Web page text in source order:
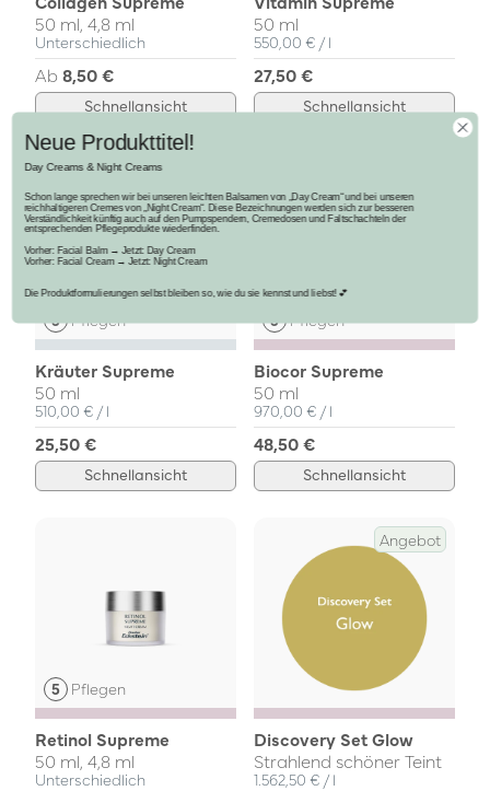
50 ml, 4,8 ml
Unterschiedlich
Ab 8,50 €
Schnellansicht
50 ml
Einzelpreis
550,00 € / pro
l
27,50 €
Schnellansicht
Pflegen
Kräuter Supreme
50 ml
Einzelpreis
510,00 € / pro
l
25,50 €
Schnellansicht
Pflegen
Biocor Supreme
50 ml
Einzelpreis
970,00 € / pro
l
48,50 €
Schnellansicht
Pflegen
Retinol Supreme
50 ml, 4,8 ml
Unterschiedlich
Angebot
Discovery Set Glow
Strahlend schöner Teint
Einzelpreis
1.562,50 € / pro
l
Neue Produkttitel!
Day Creams & Night Creams
Schon lange sprechen wir bei unseren leichten Balsamen von „Day Cream“ und bei unseren
reichhaltigeren Cremes von „Night Cream“. Diese Bezeichnungen werden sich zur besseren
Verständlichkeit künftig auch auf den Pumpspendern, Cremedosen und Faltschachteln der
entsprechenden Pflegeprodukte wiederfinden.
Vorher: Facial Balm → Jetzt: Day Cream
Vorher: Facial Cream → Jetzt: Night Cream
Die Produktformulierungen selbst bleiben so, wie du sie kennst und liebst! 💕